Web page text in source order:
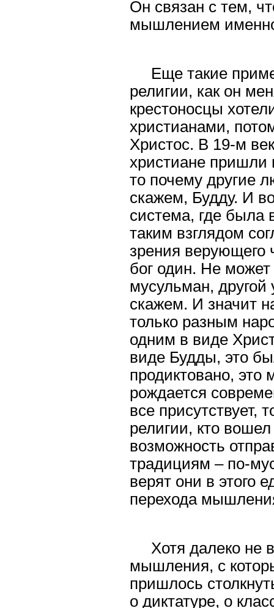
Он связан с тем,
мышлением именно
Еще такие
религии, как он
крестоносцы
христианами,
Христос. В 19-м
христиане пришли
то почему другие
скажем, Будду. И
система, где была
таким взглядом
зрения верующего
бог один. Не
мусульман, другой
скажем. И значит
только разным
одним в виде
виде Будды, это
продиктовано,
рождается
все присутствует,
религии, кто
возможность
традициям – по-
верят они в этого
перехода
Хотя далеко не
мышления, с
пришлось
о диктатуре, о